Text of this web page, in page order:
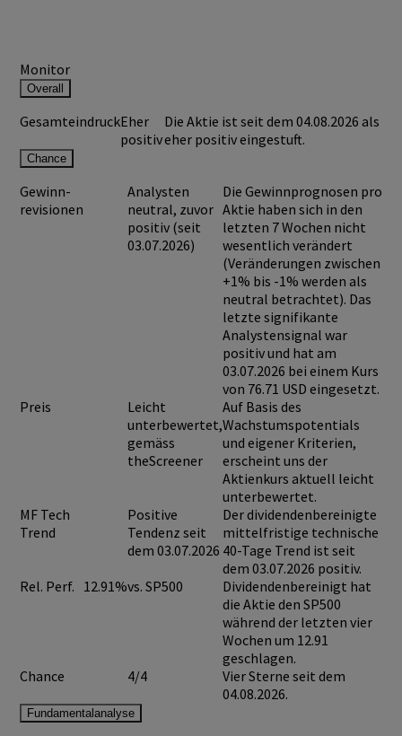
Monitor
Overall
GesamteindruckEher
positiv
Die Aktie ist seit dem 04.08.2026 als
eher positiv eingestuft.
Chance
Gewinn-
revisionen
Analysten
neutral, zuvor
positiv (seit
03.07.2026)
Die Gewinnprognosen pro
Aktie haben sich in den
letzten 7 Wochen nicht
wesentlich verändert
(Veränderungen zwischen
+1% bis -1% werden als
neutral betrachtet). Das
letzte signifikante
Analystensignal war
positiv und hat am
03.07.2026 bei einem Kurs
von 76.71 USD eingesetzt.
Preis
Leicht
unterbewertet,
gemäss
theScreener
Auf Basis des
Wachstumspotentials
und eigener Kriterien,
erscheint uns der
Aktienkurs aktuell leicht
unterbewertet.
MF Tech
Trend
Positive
Tendenz seit
dem 03.07.2026
Der dividendenbereinigte
mittelfristige technische
40-Tage Trend ist seit
dem 03.07.2026 positiv.
Rel. Perf. 12.91%vs. SP500
Dividendenbereinigt hat
die Aktie den SP500
während der letzten vier
Wochen um 12.91
geschlagen.
Chance
4/4
Vier Sterne seit dem
04.08.2026.
Fundamentalanalyse